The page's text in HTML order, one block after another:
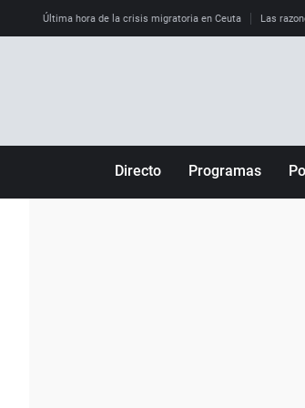
Última hora de la crisis migratoria en Ceuta Las
Directo Programas